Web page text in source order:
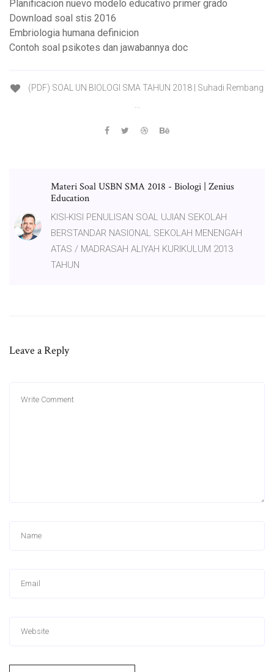
Planificacion nuevo modelo educativo primer grado
Download soal stis 2016
Embriologia humana definicion
Contoh soal psikotes dan jawabannya doc
(PDF) SOAL UN BIOLOGI SMA TAHUN 2018 | Suhadi Rembang
Materi Soal USBN SMA 2018 - Biologi | Zenius
Education
KISI-KISI PENULISAN SOAL UJIAN SEKOLAH
BERSTANDAR NASIONAL SEKOLAH MENENGAH
ATAS / MADRASAH ALIYAH KURIKULUM 2013
TAHUN
Leave a Reply